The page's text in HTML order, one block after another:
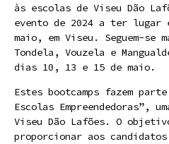
às escolas de Viseu Dão
evento de 2024 a ter
maio, em Viseu. Seguem-se
Tondela, Vouzela e
dias 10, 13 e 15 de maio.
Estes bootcamps fazem
Escolas Empreendedoras”,
Viseu Dão Lafões. O
proporcionar aos candidatos